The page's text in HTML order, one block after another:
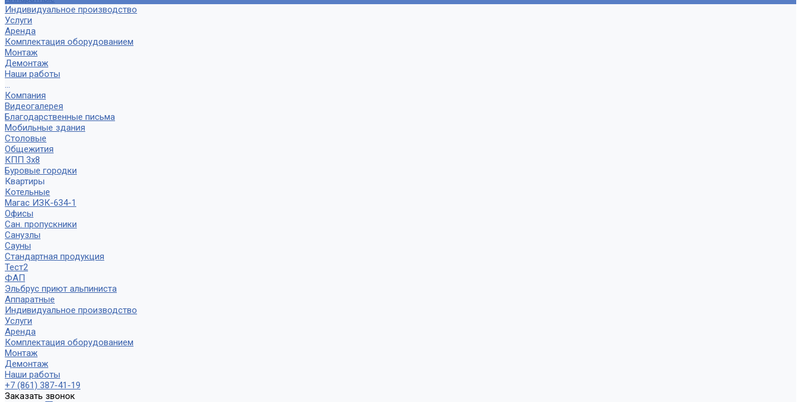
Индивидуальное производство
Услуги
Аренда
Комплектация оборудованием
Монтаж
Демонтаж
Наши работы
...
Компания
Видеогалерея
Благодарственные письма
Мобильные здания
Столовые
Общежития
КПП 3х8
Буровые городки
Квартиры
Котельные
Магас ИЗК-634-1
Офисы
Сан. пропускники
Санузлы
Сауны
Стандартная продукция
Тест2
ФАП
Эльбрус приют альпиниста
Аппаратные
Индивидуальное производство
Услуги
Аренда
Комплектация оборудованием
Монтаж
Демонтаж
Наши работы
+7 (861) 387-41-19
Заказать звонок